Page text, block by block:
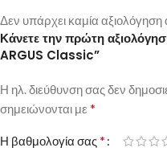
Δεν υπάρχει καμία αξιολόγηση
Κάνετε την πρώτη
ARGUS Classic”
Η ηλ. διεύθυνση σας δεν
σημειώνονται με *
Η βαθμολογία σας*